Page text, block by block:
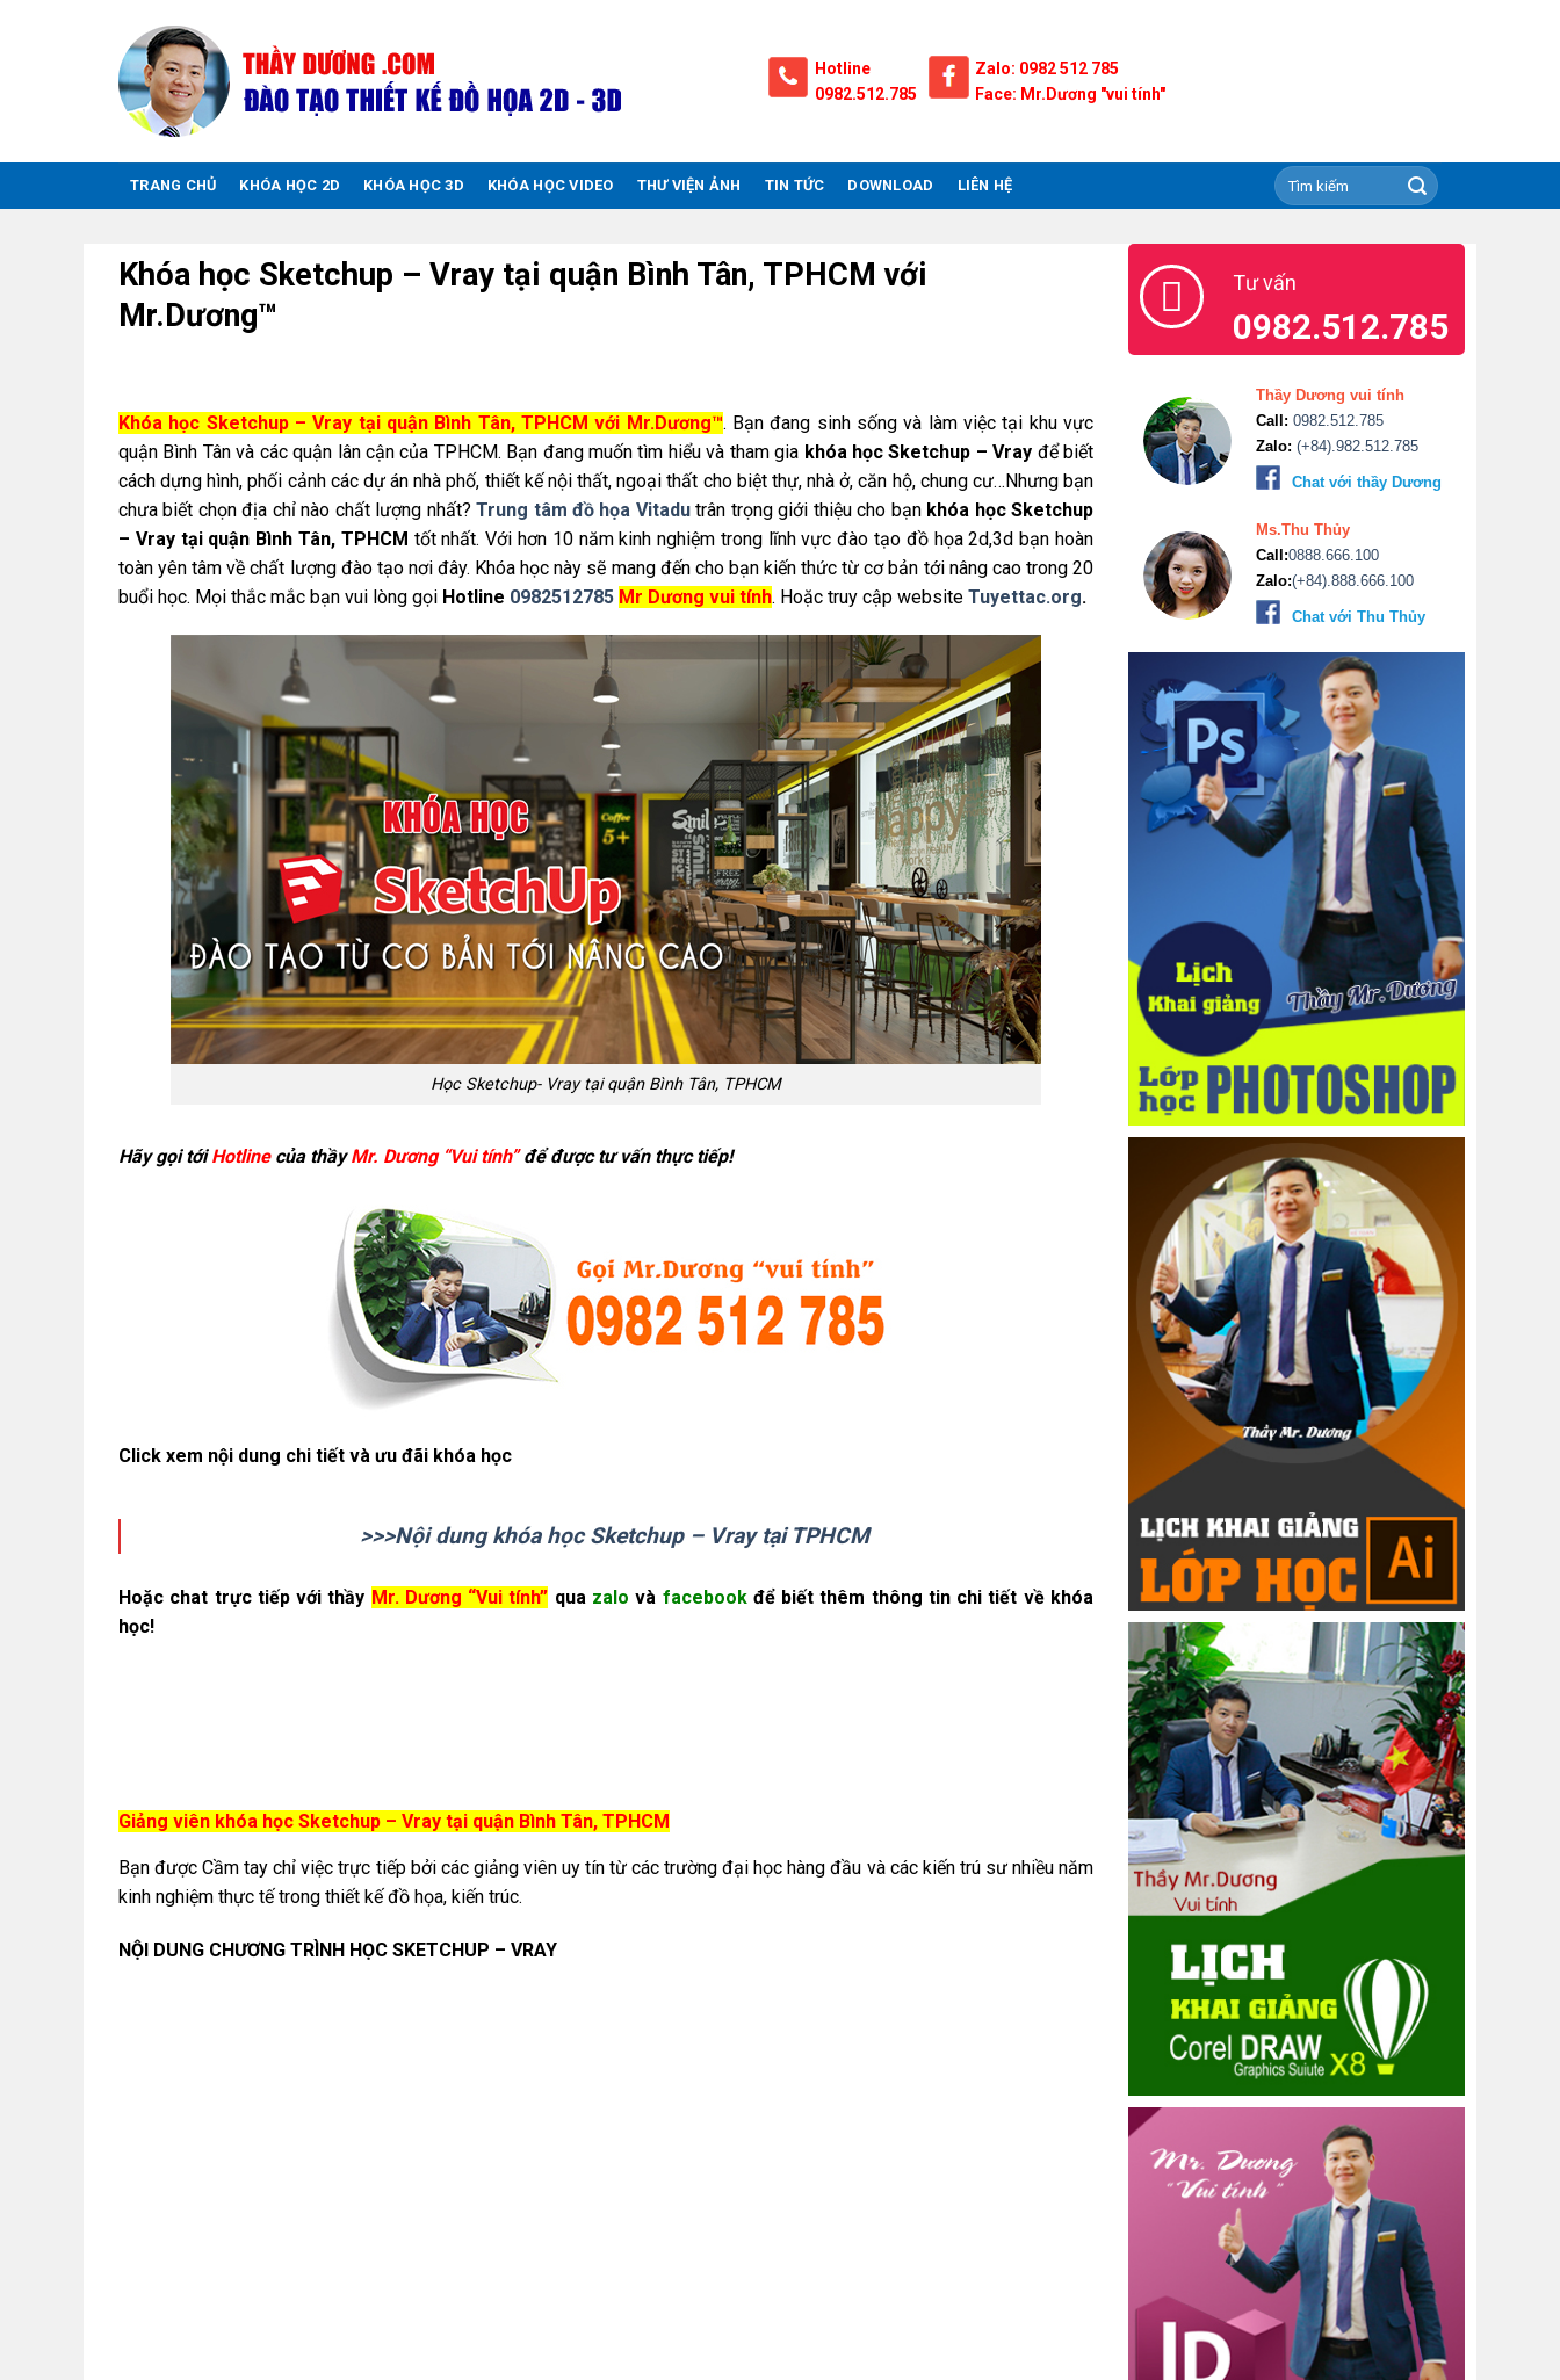
Hotline
0982.512.785
Zalo: 0982 512 785
Face: Mr.Dương "vui tính"
TRANG CHỦ KHÓA HỌC 2D KHÓA HỌC 3D KHÓA HỌC VIDEO THƯ VIỆN ẢNH TIN TỨC DOWNLOAD LIÊN HỆ
Khóa học Sketchup – Vray tại quận Bình Tân, TPHCM với
Mr.Dương™
Khóa học Sketchup – Vray tại quận Bình Tân, TPHCM với Mr.Dương™. Bạn đang sinh sống và làm việc tại khu vực
quận Bình Tân và các quận lân cận của TPHCM. Bạn đang muốn tìm hiểu và tham gia khóa học Sketchup – Vray để biết
cách dựng hình, phối cảnh các dự án nhà phố, thiết kế nội thất, ngoại thất cho biệt thự, nhà ở, căn hộ, chung cư…Nhưng bạn
chưa biết chọn địa chỉ nào chất lượng nhất?Trung tâm đồ họa Vitadutrân trọng giới thiệu cho bạn khóa học Sketchup
– Vray tại quận Bình Tân, TPHCM tốt nhất. Với hơn 10 năm kinh nghiệm trong lĩnh vực đào tạo đồ họa 2d,3d bạn hoàn
toàn yên tâm về chất lượng đào tạo nơi đây. Khóa học này sẽ mang đến cho bạn kiến thức từ cơ bản tới nâng cao trong 20
buổi học. Mọi thắc mắc bạn vui lòng gọi Hotline 0982512785 Mr Dương vui tính. Hoặc truy cập website Tuyettac.org.
Học Sketchup- Vray tại quận Bình Tân, TPHCM
Hãy gọi tớiHotlinecủa thầyMr. Dương “Vui tính”để được tư vấn thực tiếp!
Click xem nội dung chi tiết và ưu đãi khóa học
>>>Nội dung khóa học Sketchup – Vray tại TPHCM
Hoặc chat trực tiếp với thầy Mr. Dương “Vui tính” qua zalo và facebookđể biết thêm thông tin chi tiết về khóa
học!
Giảng viên khóa học Sketchup – Vray tại quận Bình Tân, TPHCM
Bạn được Cầm tay chỉ việc trực tiếp bởi các giảng viên uy tín từ các trường đại học hàng đầu và các kiến trú sư nhiều năm
kinh nghiệm thực tế trong thiết kế đồ họa, kiến trúc.
NỘI DUNG CHƯƠNG TRÌNH HỌC SKETCHUP – VRAY
Tư vấn
0982.512.785
Thầy Dương vui tính
Call: 0982.512.785
Zalo: (+84).982.512.785
Chat với thầy Dương
Ms.Thu Thủy
Call:0888.666.100
Zalo:(+84).888.666.100
Chat với Thu Thủy